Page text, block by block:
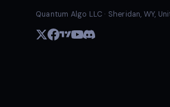
Quantum Algo LLC · Sheridan, WY,